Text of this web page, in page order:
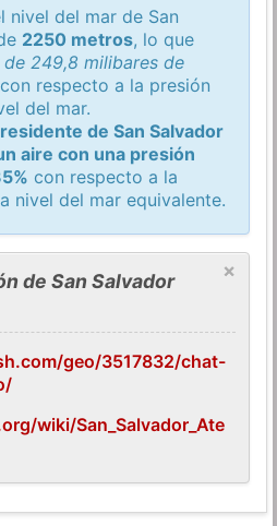
nivel del mar de San
2250 metros, lo que
249,8 milibares de
con respecto a la presión
del mar.
de San Salvador
aire con una presión
con respecto a la
nivel del mar equivalente.
×
de San Salvador
geo/3517832/chat-
wiki/San_Salvador_Ate